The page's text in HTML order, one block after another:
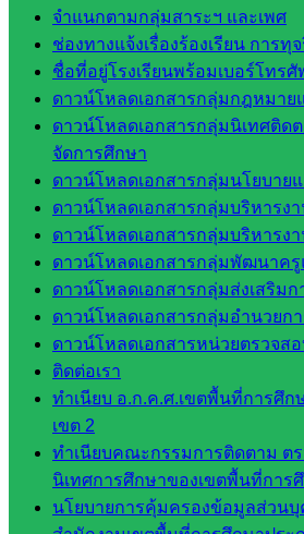
จำแนกตามกลุ่มสาระฯ และเพศ
ช่องทางแจ้งเรื่องร้องเรียน การ
ชื่อที่อยู่โรงเรียนพร้อมเบอร์โทรศั
ดาวน์โหลดเอกสารกลุ่มกฎหมาย
ดาวน์โหลดเอกสารกลุ่มนิเทศติด
จัดการศึกษา
ดาวน์โหลดเอกสารกลุ่มนโยบาย
ดาวน์โหลดเอกสารกลุ่มบริหารง
ดาวน์โหลดเอกสารกลุ่มบริหารง
ดาวน์โหลดเอกสารกลุ่มพัฒนาค
ดาวน์โหลดเอกสารกลุ่มส่งเสริม
ดาวน์โหลดเอกสารกลุ่มอำนวยก
ดาวน์โหลดเอกสารหน่วยตรวจส
ติดต่อเรา
ทำเนียบ อ.ก.ค.ศ.เขตพื้นที่การศึ
เขต 2
ทำเนียบคณะกรรมการติดตาม ต
นิเทศการศึกษาของเขตพื้นที่การ
นโยบายการคุ้มครองข้อมูลส่วนบุ
เว็บไซต์
อ.ค.ก.ศ.เขต
พื้นที่การ
ศึกษา
ดาวน์โหลด
เอกสาร
กลุ่
มอำนวย
การ
กลุ่ม
บริหาร
งานงาน
เงินและ
สินทรัพย์
กลุ่มน
โยบาย